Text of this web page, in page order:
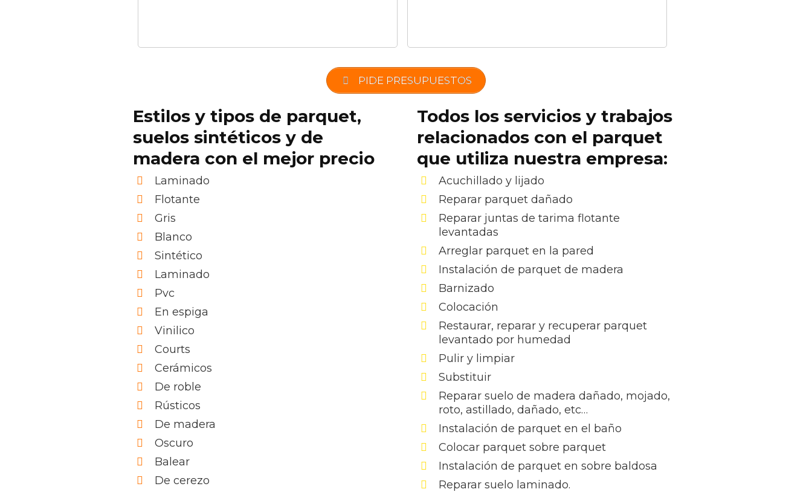
PIDE PRESUPUESTOS
Estilos y tipos de parquet,
suelos sintéticos y de
madera con el mejor precio
Laminado
Flotante
Gris
Blanco
Sintético
Laminado
Pvc
En espiga
Vinilico
Courts
Cerámicos
De roble
Rústicos
De madera
Oscuro
Balear
De cerezo
Todos los servicios y trabajos
relacionados con el parquet
que utiliza nuestra empresa:
Acuchillado y lijado
Reparar parquet dañado
Reparar juntas de tarima flotante
levantadas
Arreglar parquet en la pared
Instalación de parquet de madera
Barnizado
Colocación
Restaurar, reparar y recuperar parquet
levantado por humedad
Pulir y limpiar
Substituir
Reparar suelo de madera dañado, mojado,
roto, astillado, dañado, etc…
Instalación de parquet en el baño
Colocar parquet sobre parquet
Instalación de parquet en sobre baldosa
Reparar suelo laminado.